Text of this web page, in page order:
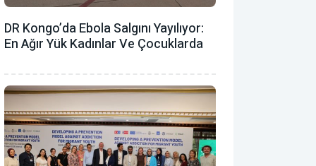
DR Kongo’da Ebola Salgını Yayılıyor:
En Ağır Yük Kadınlar Ve Çocuklarda